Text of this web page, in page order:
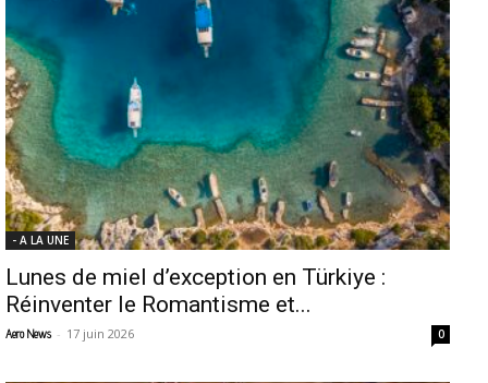
- A LA UNE
Lunes de miel d’exception en Türkiye :
Réinventer le Romantisme et...
Aero News - 17 juin 2026 0